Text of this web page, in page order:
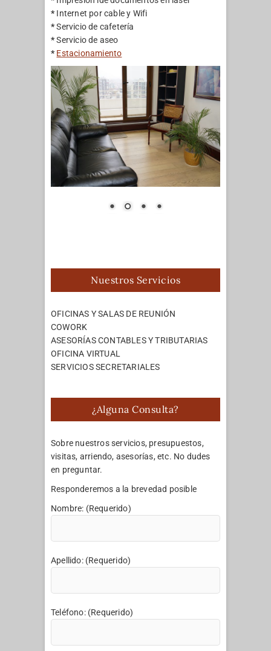
*Internet por cable y Wifi
*Servicio de cafetería
*Servicio de aseo
* Estacionamiento
Nuestros Servicios
OFICINAS Y SALAS DE REUNIÓN
COWORK
ASESORÍAS CONTABLES Y TRIBUTARIAS
OFICINA VIRTUAL
SERVICIOS SECRETARIALES
¿Alguna Consulta?
Sobre nuestros servicios, presupuestos,
visitas, arriendo, asesorías, etc. No dudes
en preguntar.
Responderemos a la brevedad posible
Nombre: (Requerido)
Apellido: (Requerido)
Teléfono: (Requerido)